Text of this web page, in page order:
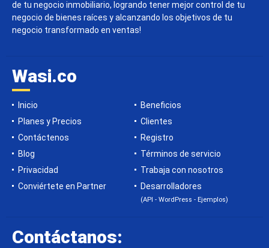
de tu negocio inmobiliario, logrando tener mejor control de tu
negocio de bienes raíces y alcanzando los objetivos de tu
negocio transformado en ventas!
Wasi.co
Inicio
Beneficios
Planes y Precios
Clientes
Contáctenos
Registro
Blog
Términos de servicio
Privacidad
Trabaja con nosotros
Conviértete en Partner
Desarrolladores
(API - WordPress - Ejemplos)
Contáctanos: